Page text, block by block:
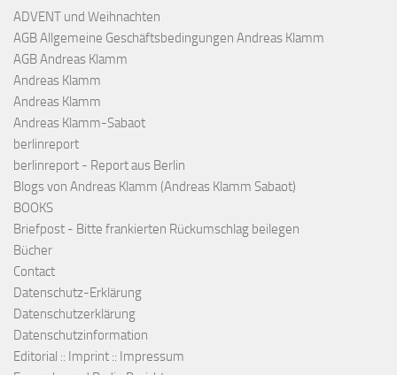
ADVENT und Weihnachten
AGB Allgemeine Geschäftsbedingungen Andreas Klamm
AGB Andreas Klamm
Andreas Klamm
Andreas Klamm
Andreas Klamm-Sabaot
berlinreport
berlinreport - Report aus Berlin
Blogs von Andreas Klamm (Andreas Klamm Sabaot)
BOOKS
Briefpost - Bitte frankierten Rückumschlag beilegen
Bücher
Contact
Datenschutz-Erklärung
Datenschutzerklärung
Datenschutzinformation
Editorial :: Imprint :: Impressum